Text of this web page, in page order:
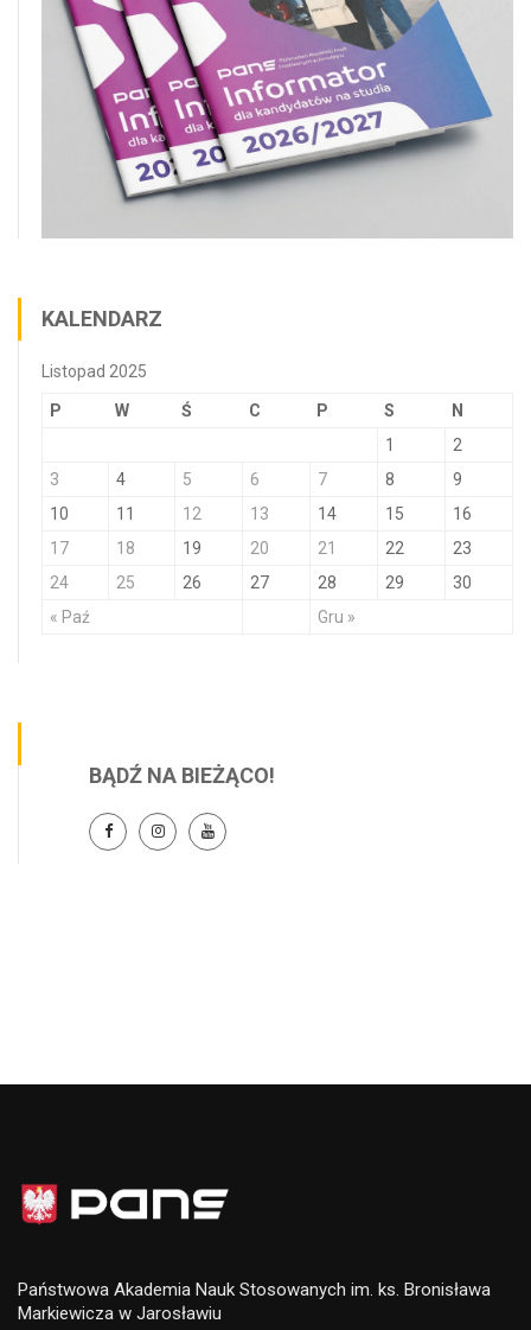
KALENDARZ
Listopad 2025
P W Ś C P S N
« Paź Gru »
1
2
3
4 5 6 7 8
9
10
11 12 13 14 15
16
17
18 19 20 21 22
23
24
25 26 27 28 29 30
BĄDŹ NA BIEŻĄCO!
Państwowa Akademia Nauk Stosowanych im. ks. Bronisława
Markiewicza w Jarosławiu